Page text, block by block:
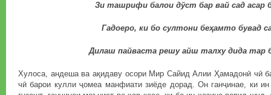
Зи ташрифи балои дўст бар вай сад асар
Гадоеро, ки бо султони беҳамто бувад
Дилаш пайваста решу айш талху дида тар
Хулоса, андеша ва ақидаву осори Мир Сайид Алии Ҳамадонӣ чӣ
чӣ барои кулли ҷомеа манфиати зиёде дорад. Он ганҷинае, ки